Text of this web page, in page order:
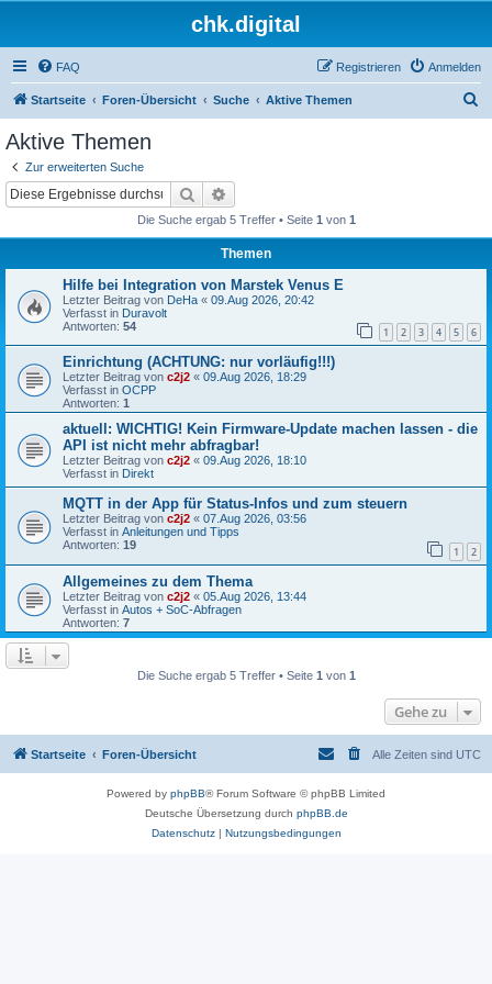
chk.digital
FAQ Anmelden
Registrieren
Startseite Foren-Übersicht Suche Aktive Themen
Aktive Themen
Zur erweiterten Suche
Suche
Die Suche ergab 5 Treffer • Seite 1 von 1
Themen
Hilfe bei Integration von Marstek Venus E
Letzter Beitrag von DeHa « 09.Aug 2026, 20:42
Verfasst in Duravolt
Antworten: 54 1 2 3 4 5 6
Einrichtung (ACHTUNG: nur vorläufig!!!)
Letzter Beitrag von c2j2 « 09.Aug 2026, 18:29
Verfasst in OCPP
Antworten: 1
aktuell: WICHTIG! Kein Firmware-Update machen lassen - die
API ist nicht mehr abfragbar!
Letzter Beitrag von c2j2 « 09.Aug 2026, 18:10
Verfasst in Direkt
MQTT in der App für Status-Infos und zum steuern
Letzter Beitrag von c2j2 « 07.Aug 2026, 03:56
Verfasst in Anleitungen und Tipps
Antworten: 19 1 2
Allgemeines zu dem Thema
Letzter Beitrag von c2j2 « 05.Aug 2026, 13:44
Verfasst in Autos + SoC-Abfragen
Antworten: 7
Die Suche ergab 5 Treffer • Seite 1 von 1
Gehe zu
Startseite Foren-Übersicht Alle Zeiten sind UTC
Powered by phpBB® Forum Software © phpBB Limited
Deutsche Übersetzung durch phpBB.de
Datenschutz| Nutzungsbedingungen